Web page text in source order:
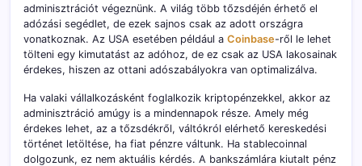
adminisztrációt végeznünk. A világ több tőzsdéjén érhető el
adózási segédlet, de ezek sajnos csak az adott országra
vonatkoznak. Az USA esetében például a Coinbase-ről le lehet
tölteni egy kimutatást az adóhoz, de ez csak az USA lakosainak
érdekes, hiszen az ottani adószabályokra van optimalizálva.
Ha valaki vállalkozásként foglalkozik kriptopénzekkel, akkor az
adminisztráció amúgy is a mindennapok része. Amely még
érdekes lehet, az a tőzsdékről, váltókról elérhető kereskedési
történet letöltése, ha fiat pénzre váltunk. Ha stablecoinnal
dolgozunk, ez nem aktuális kérdés. A bankszámlára kiutalt pénz